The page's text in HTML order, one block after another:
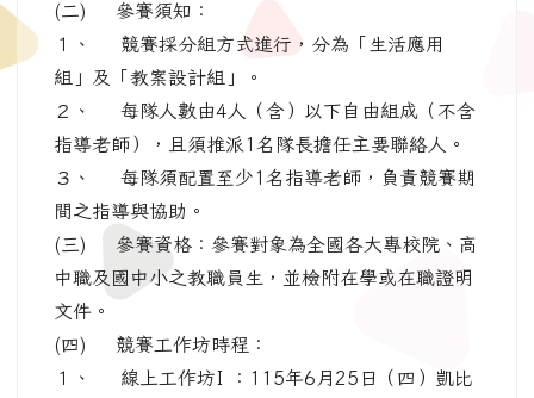
(二) 參賽須知：
１、 競賽採分組方式進行，分為「生活應用
組」及「教案設計組」。
２、 每隊人數由4人（含）以下自由組成（不含
指導老師），且須推派1名隊長擔任主要聯絡人。
３、 每隊須配置至少1名指導老師，負責競賽期
間之指導與協助。
(三) 參賽資格：參賽對象為全國各大專校院、高
中職及國中小之教職員生，並檢附在學或在職證明
文件。
(四) 競賽工作坊時程：
１、 線上工作坊I ：115年6月25日（四）凱比